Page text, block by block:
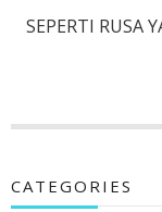
SEPERTI RUSA
CATEGORIES